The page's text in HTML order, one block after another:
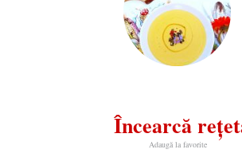
Încearcă
Adaugă la favorite